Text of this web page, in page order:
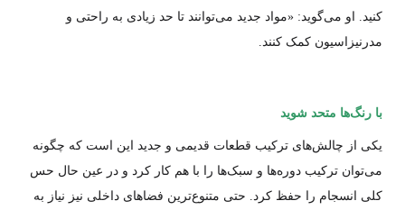
کنید. او می‌گوید: «مواد جدید می‌توانند تا حد زیادی به راحتی و
مدرنیزاسیون کمک کنند.
با رنگ‌ها متحد شوید
یکی از چالش‌های ترکیب قطعات قدیمی و جدید این است که چگونه
می‌توان ترکیب دوره‌ها و سبک‌ها را با هم کار کرد و در عین حال حس
کلی انسجام را حفظ کرد. حتی متنوع‌ترین فضاهای داخلی نیز نیاز به